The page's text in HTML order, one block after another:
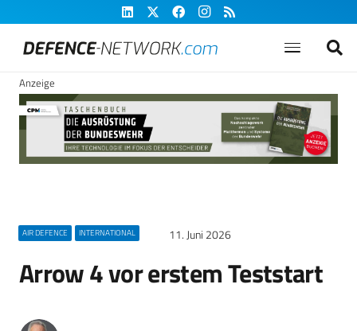
Anzeige
AIR DEFENCE INTERNATIONAL 11. Juni 2026
Arrow 4 vor erstem Teststart